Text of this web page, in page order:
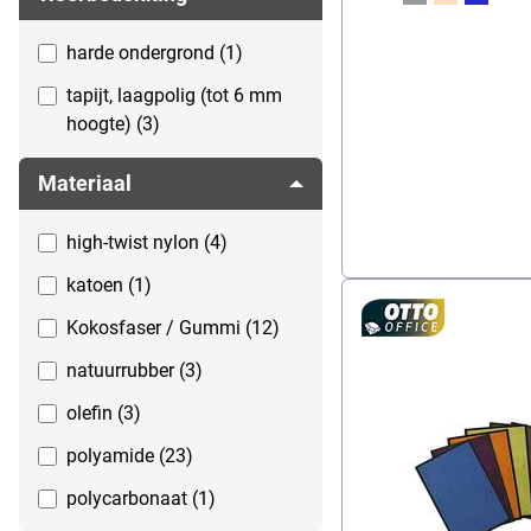
60,0 x 90,0 cm (1)
60x100 cm (1)
60x40 cm (10)
60x80 cm (4)
60x85 cm (2)
60x90 cm (10)
70x100 cm (1)
75,0 x 118,5 cm (1)
75,0 x 120,0 cm (1)
75x25 cm (3)
harde ondergrond (1)
tapijt, laagpolig (tot 6 mm
hoogte) (3)
Materiaal
high-twist nylon (4)
katoen (1)
Kokosfaser / Gummi (12)
natuurrubber (3)
olefin (3)
polyamide (23)
polycarbonaat (1)